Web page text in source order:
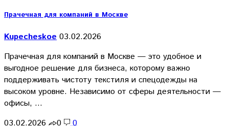
Прачечная для компаний в Москве
Kupecheskoe 03.02.2026
Прачечная для компаний в Москве — это удобное и
выгодное решение для бизнеса, которому важно
поддерживать чистоту текстиля и спецодежды на
высоком уровне. Независимо от сферы деятельности —
офисы, …
03.02.2026
0
0